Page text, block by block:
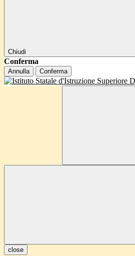
Chiudi
Conferma
Annulla Conferma
close